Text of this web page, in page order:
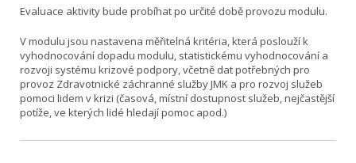
Evaluace aktivity bude probíhat po určité době provozu modulu.
V modulu jsou nastavena měřitelná kritéria, která poslouží k
vyhodnocování dopadu modulu, statistickému vyhodnocování a
rozvoji systému krizové podpory, včetně dat potřebných pro
provoz Zdravotnické záchranné služby JMK a pro rozvoj služeb
pomoci lidem v krizi (časová, místní dostupnost služeb, nejčastější
potíže, ve kterých lidé hledají pomoc apod.)